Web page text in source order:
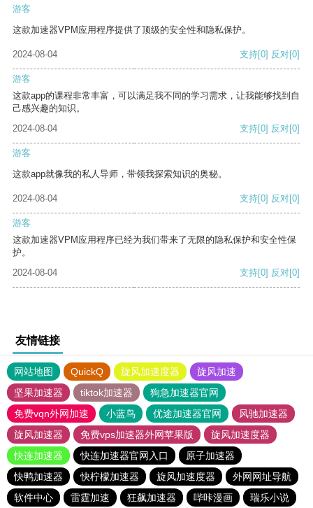
游客
这款加速器VPM应用程序提供了顶级的安全性和隐私保护。
2024-08-04 支持[0] 反对[0]
游客
这款app的课程非常丰富，可以满足我不同的学习需求，让我能够找到自
己感兴趣的知识。
2024-08-04
支持[0] 反对[0]
游客
这款app就像我的私人导师，带领我探索知识的奥秘。
2024-08-04 支持[0] 反对[0]
游客
这款加速器VPM应用程序已经为我们带来了无限的隐私保护和安全性保
护。
2024-08-04
支持[0] 反对[0]
友情链接
网站地图 QuickQ 旋风加速度器
旋风加速
坚果加速器
tiktok加速器
狗急加速器官网
免费vqn外网加速
小蓝鸟 优途加速器官网
风驰加速器
旋风加速器
免费vps加速器外网苹果版
旋风加速度器
快连加速器
快连加速器官网入口
原子加速器
快鸭加速器
快柠檬加速器 旋风加速度器
外网网址导航
软件中心
雷霆加速 狂飙加速器 哔咔漫画
瑞乐小说